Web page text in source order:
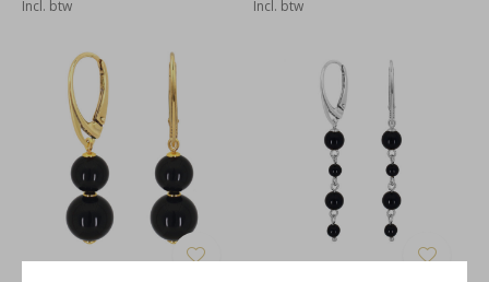
Incl. btw Incl. btw